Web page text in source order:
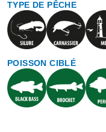
TYPE DE PÊCHE
POISSON CIBLÉ